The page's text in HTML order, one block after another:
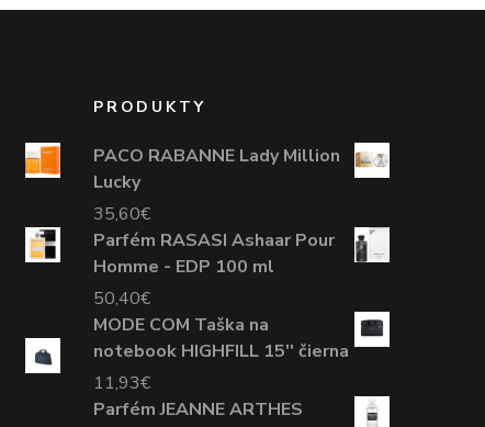
PRODUKTY
PACO RABANNE Lady Million
Lucky
35,60€
Parfém RASASI Ashaar Pour
Homme - EDP 100 ml
50,40€
MODE COM Taška na
notebook HIGHFILL 15'' čierna
11,93€
Parfém JEANNE ARTHES